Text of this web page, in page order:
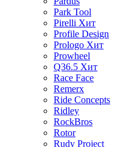
Park Tool
Pirelli Хит
Profile Design
Prologo Хит
Prowheel
Q36.5 Хит
Race Face
Remerx
Ride Concepts
Ridley
RockBros
Rotor
Rudy Project